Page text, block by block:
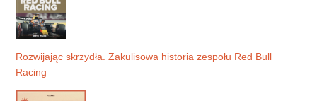
Rozwijając skrzydła. Zakulisowa historia zespołu Red Bull
Racing